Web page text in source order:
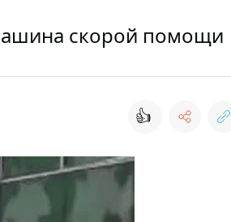
скорой помощи
👍